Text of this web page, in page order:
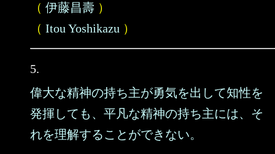
（ 伊藤昌壽 ）
（ Itou Yoshikazu ）
5.
偉大な精神の持ち主が勇気を出して知性を
発揮しても、平凡な精神の持ち主には、そ
れを理解することができない。